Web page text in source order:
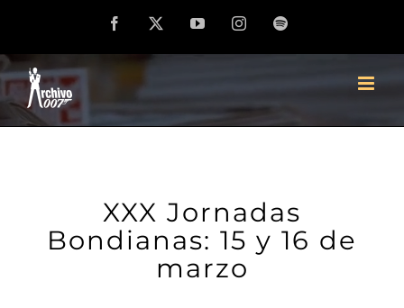
contenido
Facebook YouTubeInstagramSpotify
XXX Jornadas
Bondianas: 15 y 16 de
marzo